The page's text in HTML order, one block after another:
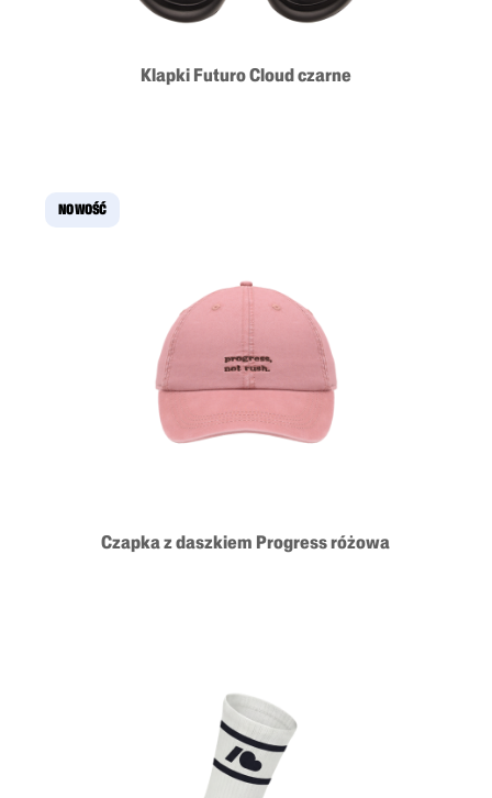
Klapki Futuro Cloud czarne
Czapka z daszkiem Progress różowa
NOWOŚĆ